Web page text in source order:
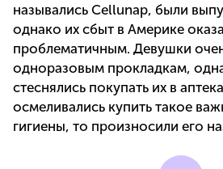
назывались Cellunap, были
однако их сбыт в Америке
проблематичным. Девушки
одноразовым прокладкам,
стеснялись покупать их в
осмеливались купить такое
гигиены, то произносили его